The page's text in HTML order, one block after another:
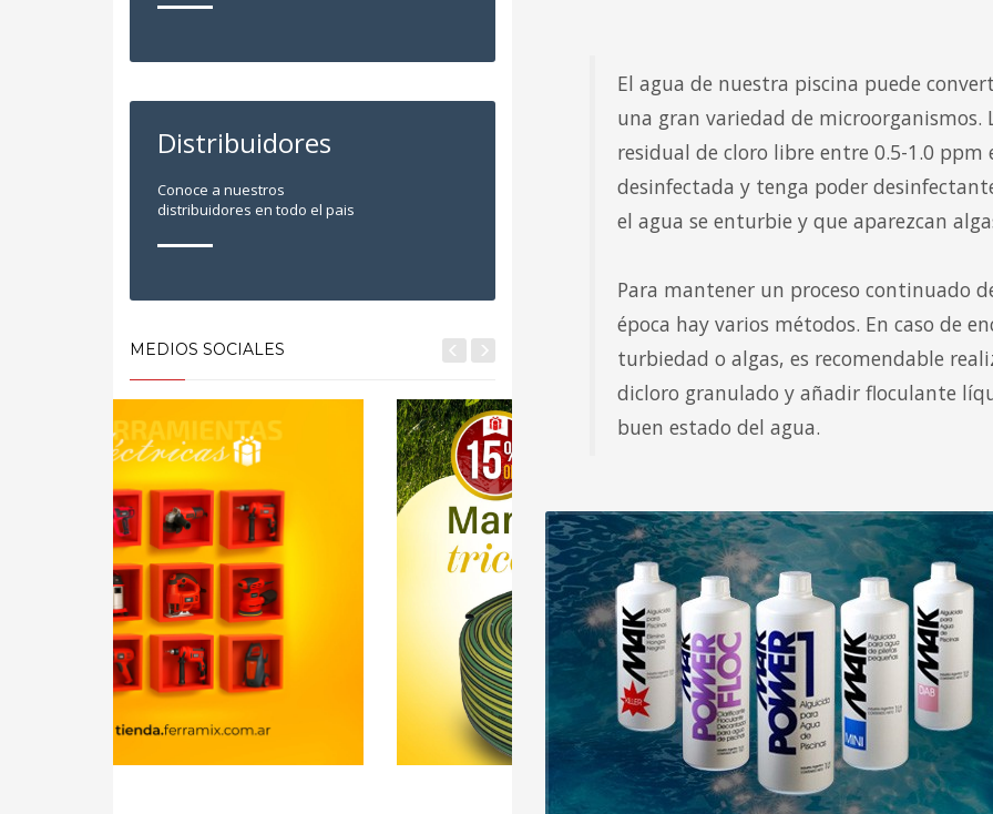
Distribuidores
Conoce a nuestros
distribuidores en todo el pais
MEDIOS SOCIALES
El agua de nuestra piscina puede
una gran variedad de
residual de cloro libre entre 0.5-1.0 ppm
desinfectada y tenga poder
el agua se enturbie y que aparezcan
Para mantener un proceso continuado
época hay varios métodos. En caso de
turbiedad o algas, es recomendable
dicloro granulado y añadir floculante
buen estado del agua.